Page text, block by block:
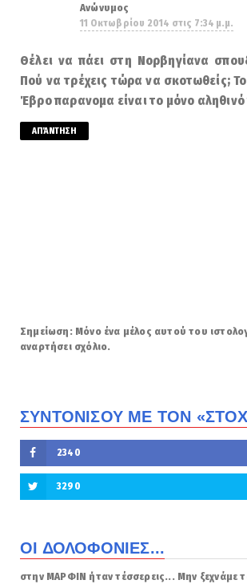
Ανώνυμος
11 Οκτωβρίου 2014 στις 7:34 μ.μ.
Θέλει να πάει στη Νορβηγίανα
Πού να τρέχεις τώρα να σκοτωθείς;
Έβρο παρανομα είναι το μόνο αληθινό
ΑΠΆΝΤΗΣΗ
Σημείωση: Μόνο ένα μέλος αυτού του
αναρτήσει σχόλιο.
ΣΥΝΤΟΝΙΣΟΥ ΜΕ ΤΟΝ
2340
3290
ΟΙ ΔΟΛΟΦΟΝΙΕΣ...
στην ΜΑΡΦΙΝ ήταν τέσσερεις... Μην ξεχνάμε